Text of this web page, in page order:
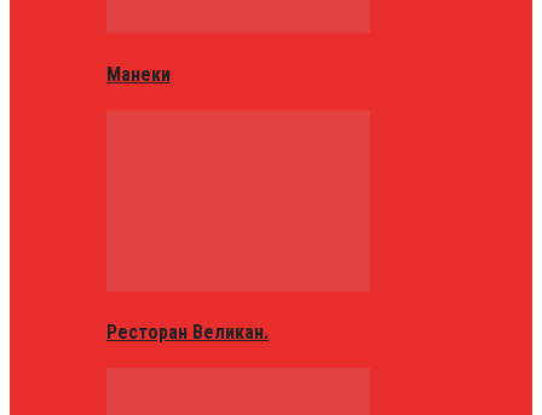
Манеки
Ресторан Великан.